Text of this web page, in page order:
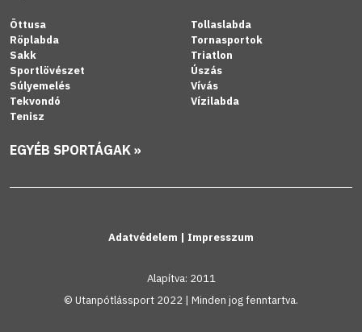
Öttusa
Röplabda
Sakk
Sportlövészet
Súlyemelés
Tekvondó
Tenisz
Tollaslabda
Tornasportok
Triatlon
Úszás
Vívás
Vízilabda
EGYÉB SPORTÁGAK »
Adatvédelem | Impresszum
Alapítva: 2011
© Utanpótlássport 2022 | Minden jog fenntartva.